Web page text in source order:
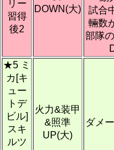
リー
習得
後2
DOWN(大)
試合
輛数
部隊
★5 ミ
カ[キ
ュー
トデ
ビル]
スキ
ルツ
火力&装甲
&照準
UP(大)
ダメ